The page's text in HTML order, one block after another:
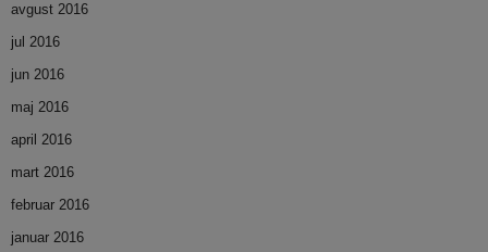
avgust 2016
jul 2016
jun 2016
maj 2016
april 2016
mart 2016
februar 2016
januar 2016